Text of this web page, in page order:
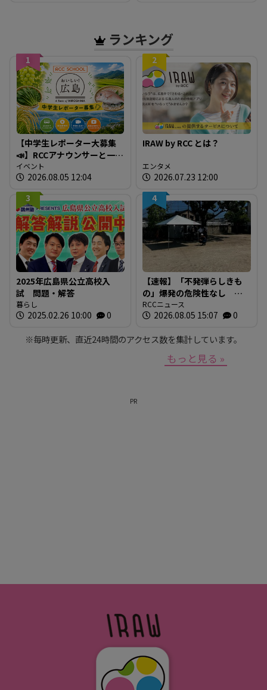
ランキング
1
【中学生レポーター大募集
📣】RCCアナウンサーと一緒
に「広島の食」の現場を取
材しよう！
イベント
2026.08.05 12:04
2
IRAW by RCC とは？
エンタメ
2026.07.23 12:00
3
2025年広島県公立高校入
試 問題・解答
暮らし
2025.02.26 10:00 0
4
【速報】「不発弾らしきも
の」爆発の危険性なし シ
ロアリ駆除中の床下から約
30cmの円錐形 警察と自衛
島・安芸区
RCCニュース
2026.08.05 15:07 0
※毎時更新、直近24時間のアクセス数を集計しています。
もっと見る »
PR